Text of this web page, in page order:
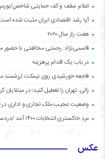
اعلام سقف و کف حمایتی شاخص/بورس
آیا رشد اقتصادی ایران مثبت شده
هفت راز سال ۲۰۲۰
قاسمی‌نژاد: رحمتی مخالفتی با حضور
در باب یک اقدام پرهزینه
فاجعه خورشیدی روی نیمکت ارزشمند
زالی: تهران را تعطیل کنید؛ در مبتلایان
وضعیت عجیب ملک تجاری و اداری در تهران/
مردِ خاکستری انتخابات ۱۴۰۰ آمد /دردسر کلاب هاوس برای کاندیداها
عکس